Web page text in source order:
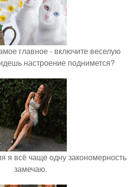
главное - включите веселую
настроение поднимется?
я всё чаще одну закономерность
замечаю.